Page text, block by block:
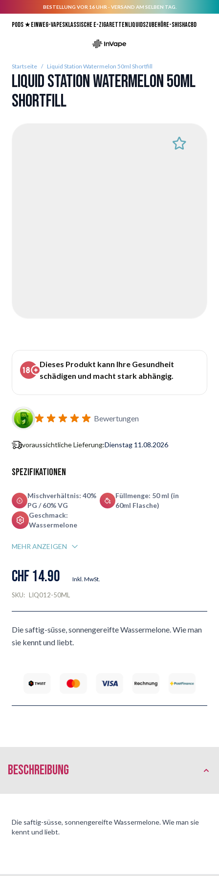
BESTELLUNG VOR 16 UHR - VERSAND AM SELBEN TAG.
Pods ★Einweg-VapesKlassische E-ZigarettenLiquidsZubehörE-ShishaCBD
Startseite / Liquid Station Watermelon 50ml Shortfill
Liquid Station Watermelon 50ml
Shortfill
Dieses Produkt kann Ihre Gesundheit
schädigen und macht stark abhängig.
Bewertungen
voraussichtliche Lieferung:Dienstag 11.08.2026
Spezifikationen
Mischverhältnis: 40%
PG / 60% VG
Füllmenge: 50 ml (in
60ml Flasche)
Geschmack:
Wassermelone
MEHR ANZEIGEN
CHF 14.90 Inkl. MwSt.
SKU: LIQ012-50ML
Die saftig-süsse, sonnengereifte Wassermelone. Wie man
sie kennt und liebt.
Beschreibung
Die saftig-süsse, sonnengereifte Wassermelone. Wie man sie
kennt und liebt.